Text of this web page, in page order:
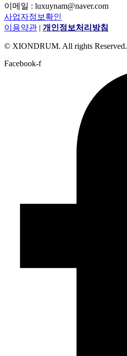
이메일 : luxuynam@naver.com
사업자정보확인
이용약관 | 개인정보처리방침
© XIONDRUM. All rights Reserved.
Facebook-f